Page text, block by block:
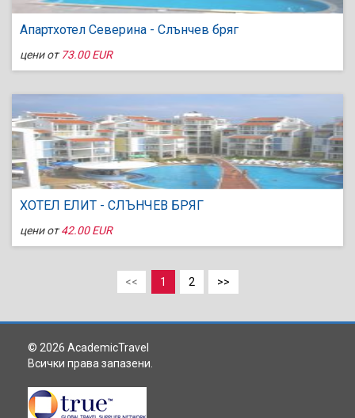
Апартхотел Северина - Слънчев бряг
цени от 73.00 EUR
ХОТЕЛ ЕЛИТ - СЛЪНЧЕВ БРЯГ
цени от42.00 EUR
<< 1 2 >>
© 2026 AcademicTravel
Всички права запазени.